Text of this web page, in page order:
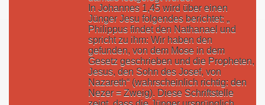
In Johannes 1,45 wird über einen
Jünger Jesu folgendes berichtet: „
Philippus findet den Nathanael und
spricht zu ihm: Wir haben den
gefunden, von dem Mose in dem
Gesetz geschrieben und die Propheten,
Jesus, den Sohn des Josef, von
Nazareth“ (wahrscheinlich richtig: den
Nezer = Zweig). Diese Schriftstelle